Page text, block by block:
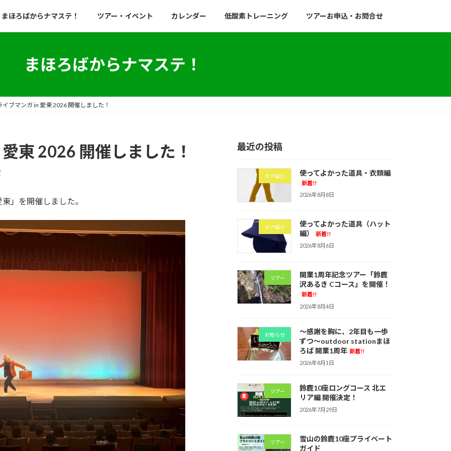
まほろばからナマステ！ ツアー・イベント カレンダー 低酸素トレーニング ツアーお申込・お問合せ
まほろばからナマステ！
イブマンガ in 愛東 2026 開催しました！
東 2026 開催しました！
」を開催しました。
最近の投稿
ギア紹介 使ってよかった道具・衣類編
新着!!
2026年8月8日
ギア紹介
使ってよかった道具（ハット
編）
新着!!
2026年8月6日
ツアー
開業1周年記念ツアー「鈴鹿
沢あるき Cコース」を開催！
新着!!
2026年8月4日
お知らせ
～感謝を胸に、2年目も一歩
ずつ～outdoor stationまほ
ろば 開業1周年 新着!!
2026年8月1日
ツアー
鈴鹿10座ロングコース 北エ
リア編 開催決定！
2026年7月29日
ツアー
雪山の鈴鹿10座プライベート
ガイド